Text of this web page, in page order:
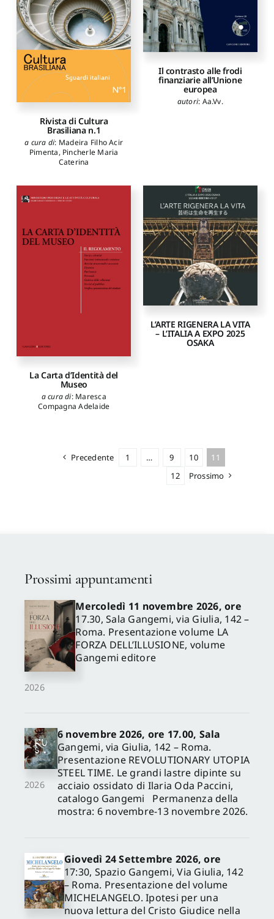
Rivista di Cultura
Brasiliana n.1
a cura di: Madeira Filho Acir
Pimenta, Pincherle Maria
Caterina
Il contrasto alle frodi
finanziarie all’Unione
europea
autori: Aa.Vv.
La Carta d’Identità del
Museo
a cura di: Maresca
Compagna Adelaide
L’ARTE RIGENERA LA VITA
– L’ITALIA A EXPO 2025
OSAKA
Precedente 1 … 9 10
11
12
Prossimo
Prossimi appuntamenti
2026
Mercoledì 11 novembre 2026, ore
17.30, Sala Gangemi, via Giulia, 142 –
Roma. Presentazione volume LA
FORZA DELL’ILLUSIONE, volume
Gangemi editore
2026
6 novembre 2026, ore 17.00, Sala
Gangemi, via Giulia, 142 – Roma.
Presentazione REVOLUTIONARY UTOPIA
STEEL TIME. Le grandi lastre dipinte su
acciaio ossidato di Ilaria Oda Paccini,
catalogo Gangemi Permanenza della
mostra: 6 novembre-13 novembre 2026.
Giovedì 24 Settembre 2026, ore
17:30, Spazio Gangemi, Via Giulia, 142
– Roma. Presentazione del volume
MICHELANGELO. Ipotesi per una
nuova lettura del Cristo Giudice nella